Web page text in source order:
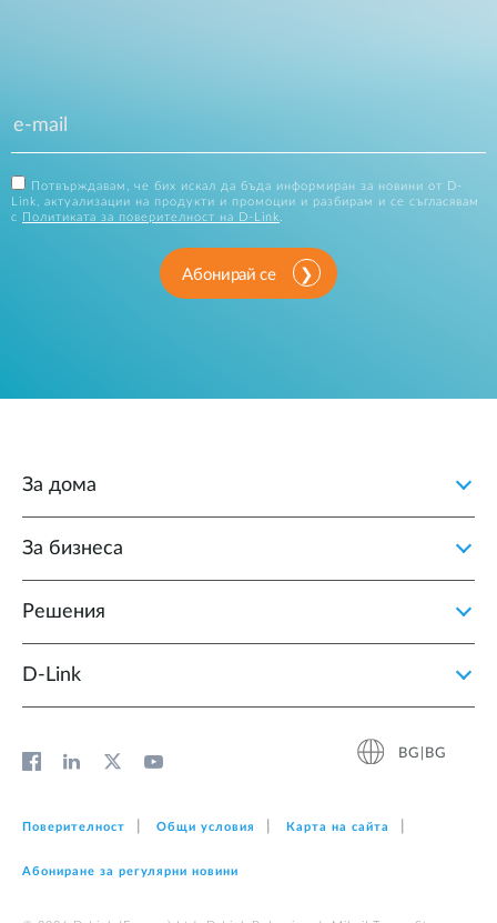
Потвърждавам, че бих искал да бъда информиран за новини от D-
Link, актуализации на продукти и промоции и разбирам и се съгласявам
с
Политиката за поверителност на D-Link
Абонирай се
За дома
За бизнеса
Решения
D‑Link
BG|BG
Поверителност Общи условия Карта на сайта
Абониране за регулярни новини